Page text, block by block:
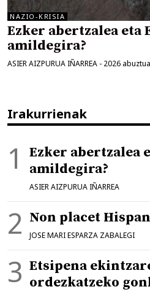
NAZIO-KRISIA
Ezker abertzalea eta
amildegira?
ASIER AIZPURUA IÑARREA - 2026
Irakurrienak
Ezker abertzalea
amildegira?
ASIER AIZPURUA IÑARREA
Non placet
JOSE MARI ESPARZA ZABALEGI
Etsipena
ordezkatzeko